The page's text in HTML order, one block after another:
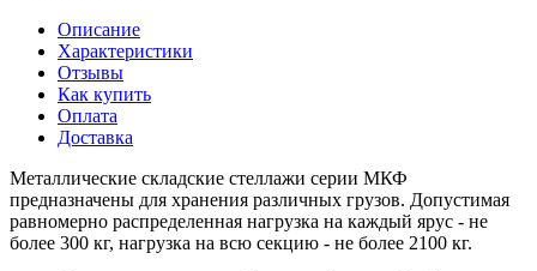
Описание
Характеристики
Отзывы
Как купить
Оплата
Доставка
Металлические складские стеллажи серии МКФ
предназначены для хранения различных грузов. Допустимая
равномерно распределенная нагрузка на каждый ярус - не
более 300 кг, нагрузка на всю секцию - не более 2100 кг.